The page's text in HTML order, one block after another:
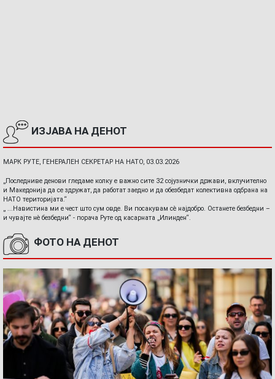
ИЗЈАВА НА ДЕНОТ
МАРК РУТЕ, ГЕНЕРАЛЕН СЕКРЕТАР НА НАТО, 03.03.2026
„Последниве денови гледаме колку е важно сите 32 сојузнички држави, вклучително
и Македонија да се здружат, да работат заедно и да обезбедат колективна одбрана на
НАТО територијата.“
„ ...Навистина ми е чест што сум овде. Ви посакувам сè најдобро. Останете безбедни –
и чувајте нè безбедни“ - порача Руте од касарната „Илинден“.
ФОТО НА ДЕНОТ